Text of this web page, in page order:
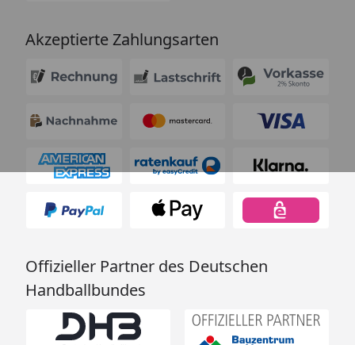
Akzeptierte Zahlungsarten
Offizieller Partner des Deutschen
Handballbundes